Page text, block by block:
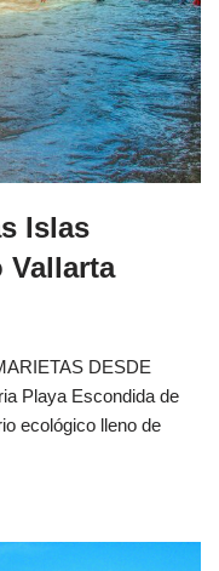
Islas
Vallarta
DESDE
Playa Escondida de
ecológico lleno de